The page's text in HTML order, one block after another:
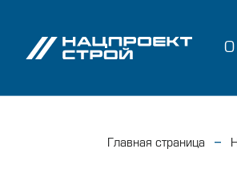
О
Главная страница